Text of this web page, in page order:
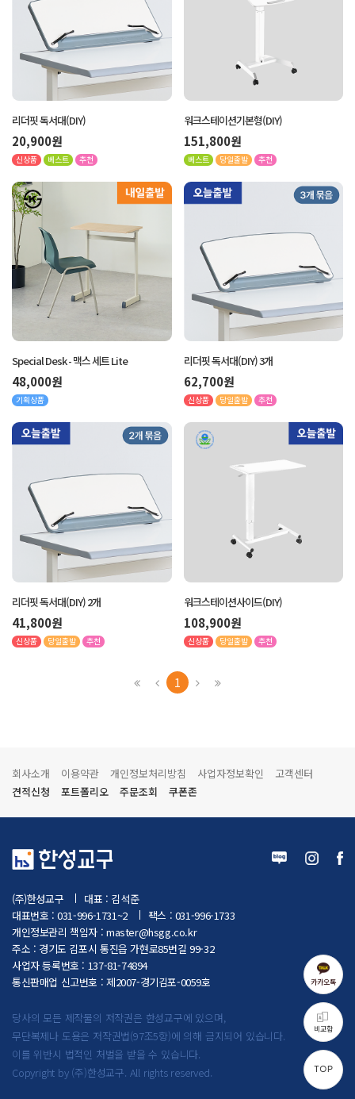
카카오톡
비교함
TOP
리더핏 독서대(DIY)
20,900원
신상품 베스트 추천
워크스테이션기본형(DIY)
151,800원
베스트 당일출발 추천
Special Desk - 맥스 세트 Lite
48,000원
기획상품
리더핏 독서대(DIY) 3개
62,700원
신상품 당일출발 추천
리더핏 독서대(DIY) 2개
41,800원
신상품 당일출발 추천
워크스테이션사이드(DIY)
108,900원
신상품 당일출발 추천
1
회사소개 이용약관 개인정보처리방침 사업자정보확인
고객센터
견적신청
포트폴리오 주문조회 쿠폰존
(주)한성교구
대표 : 김석준
대표번호 : 031-996-1731~2
팩스 : 031-996-1733
개인정보관리 책임자 : master@hsgg.co.kr
주소 : 경기도 김포시 통진읍 가현로85번길 99-32
사업자 등록번호 : 137-81-74894
통신판매업 신고번호 : 제2007-경기김포-0059호
당사의 모든 제작물의 저작권은 한성교구에 있으며,
무단복제나 도용은 저작권법(97조5항)에 의해 금지되어 있습니다.
이를 위반시 법적인 처벌을 받을 수 있습니다.
Copyright by (주)한성교구. All rights reserved.